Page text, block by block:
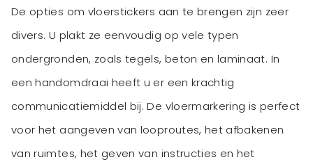
De opties om vloerstickers aan te brengen zijn zeer
divers. U plakt ze eenvoudig op vele typen
ondergronden, zoals tegels, beton en laminaat. In
een handomdraai heeft u er een krachtig
communicatiemiddel bij. De vloermarkering is perfect
voor het aangeven van looproutes, het afbakenen
van ruimtes, het geven van instructies en het